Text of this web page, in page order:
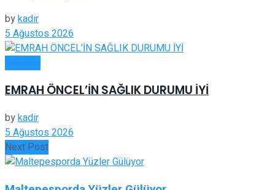
bykadir
5 Ağustos 2026
EMRAH ÖNCEL’İN SAĞLIK DURUMU İYİ
bykadir
5 Ağustos 2026
Next Post